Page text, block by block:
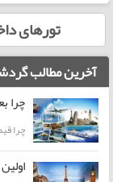
تورهای
آخرین مطالب
چرا
چرا